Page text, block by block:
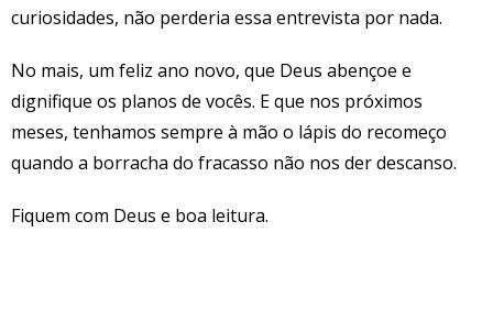
curiosidades, não perderia essa entrevista por nada.
No mais, um feliz ano novo, que Deus abençoe e
dignifique os planos de vocês. E que nos próximos
meses, tenhamos sempre à mão o lápis do recomeço
quando a borracha do fracasso não nos der descanso.
Fiquem com Deus e boa leitura.